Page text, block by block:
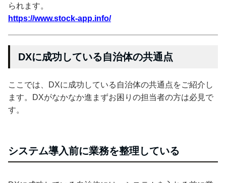
られます。
https://www.stock-app.info/
DXに成功している自治体の共通点
ここでは、DXに成功している自治体の共通点をご紹介し
ます。DXがなかなか進まずお困りの担当者の方は必見で
す。
システム導入前に業務を整理している